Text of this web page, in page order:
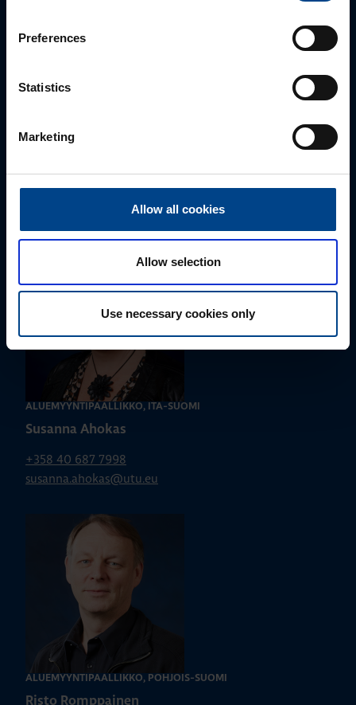
Preferences
Statistics
Marketing
Allow all cookies
Allow selection
Use necessary cookies only
ALUEMYYNTIPÄÄLLIKKÖ, LÄNSI-SUOMI
+358 50 596 7006
jussi.pernaa@utu.eu
ALUEMYYNTIPÄÄLLIKKÖ, ITÄ-SUOMI
Susanna Ahokas
+358 40 687 7998
susanna.ahokas@utu.eu
ALUEMYYNTIPÄÄLLIKKÖ, POHJOIS-SUOMI
Risto Romppainen